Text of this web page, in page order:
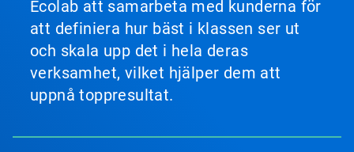
Ecolab att samarbeta med kunderna för
att definiera hur bäst i klassen ser ut
och skala upp det i hela deras
verksamhet, vilket hjälper dem att
uppnå toppresultat.